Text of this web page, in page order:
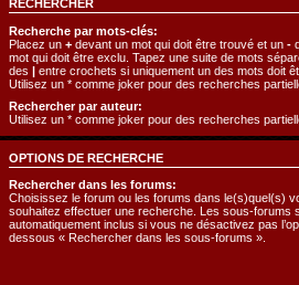
RECHERCHER
Recherche par mots-clés:
Placez un + devant un mot qui doit être trouvé et un -
mot qui doit être exclu. Tapez une suite de mots
des | entre crochets si uniquement un des mots doit
Utilisez un * comme joker pour des recherches
Rechercher par auteur:
Utilisez un * comme joker pour des recherches
OPTIONS DE RECHERCHE
Rechercher dans les forums:
Choisissez le forum ou les forums dans le(s)quel(s)
souhaitez effectuer une recherche. Les sous-forums
automatiquement inclus si vous ne désactivez pas
dessous « Rechercher dans les sous-forums ».